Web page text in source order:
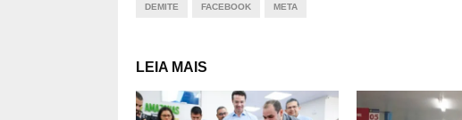
DEMITE FACEBOOK META
LEIA MAIS